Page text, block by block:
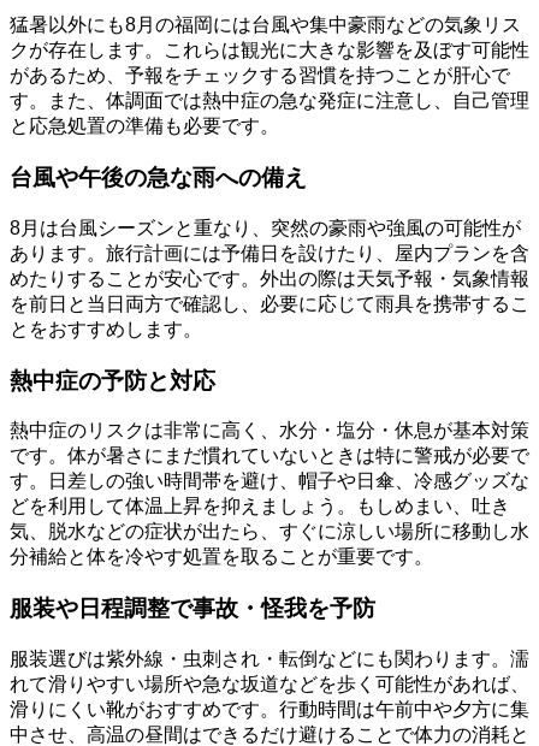
猛暑以外にも8月の福岡には台風や集中豪雨などの気象リス
クが存在します。これらは観光に大きな影響を及ぼす可能性
があるため、予報をチェックする習慣を持つことが肝心で
す。また、体調面では熱中症の急な発症に注意し、自己管理
と応急処置の準備も必要です。
台風や午後の急な雨への備え
8月は台風シーズンと重なり、突然の豪雨や強風の可能性が
あります。旅行計画には予備日を設けたり、屋内プランを含
めたりすることが安心です。外出の際は天気予報・気象情報
を前日と当日両方で確認し、必要に応じて雨具を携帯するこ
とをおすすめします。
熱中症の予防と対応
熱中症のリスクは非常に高く、水分・塩分・休息が基本対策
です。体が暑さにまだ慣れていないときは特に警戒が必要で
す。日差しの強い時間帯を避け、帽子や日傘、冷感グッズな
どを利用して体温上昇を抑えましょう。もしめまい、吐き
気、脱水などの症状が出たら、すぐに涼しい場所に移動し水
分補給と体を冷やす処置を取ることが重要です。
服装や日程調整で事故・怪我を予防
服装選びは紫外線・虫刺され・転倒などにも関わります。濡
れて滑りやすい場所や急な坂道などを歩く可能性があれば、
滑りにくい靴がおすすめです。行動時間は午前中や夕方に集
中させ、高温の昼間はできるだけ避けることで体力の消耗と